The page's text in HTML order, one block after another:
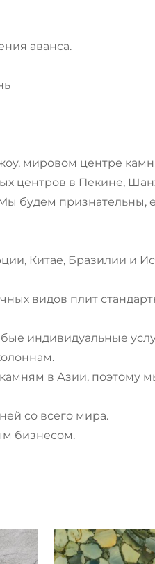
аванса.
мировом центре
центров в Пекине,
будем признательны,
Китае, Бразилии и
видов плит
индивидуальные
в Азии, поэтому
со всего мира.
бизнесом.